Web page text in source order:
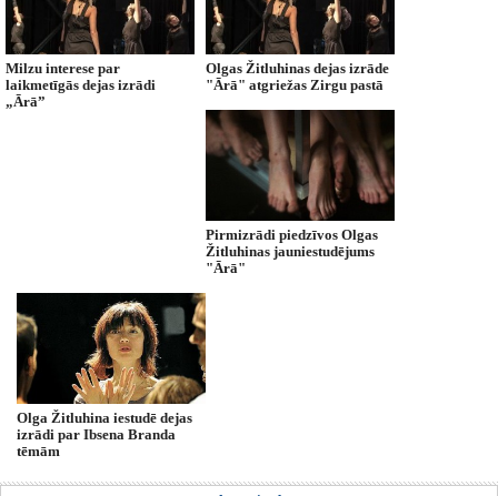
Milzu interese par
laikmetīgās dejas izrādi
„Ārā”
Olgas Žitluhinas dejas izrāde
"Ārā" atgriežas Zirgu pastā
Pirmizrādi piedzīvos Olgas
Žitluhinas jauniestudējums
"Ārā"
Olga Žitluhina iestudē dejas
izrādi par Ibsena Branda
tēmām